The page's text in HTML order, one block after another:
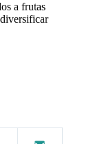
a frutas